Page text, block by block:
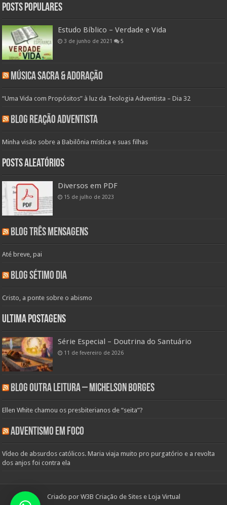
Posts populares
Estudo Bíblico – Verdade e Vida
3 de junho de 2021 5
Música Sacra & Adoração
“Uma Vida com Propósitos” à luz da Teologia Adventista – Dia 32
Blog Reação Adventista
Minha visão sobre a Babilônia mística e suas filhas
Posts aleatórios
Diversos em PDF
15 de julho de 2023
Blog Três Mensagens
Até breve, pai
Blog Sétimo Dia
Cristo, a ponte sobre o abismo
Ultima Postagens
Série Especial – Doutrina do Santuário
11 de fevereiro de 2026
Blog Outra Leitura – Michelson Borges
Ellen White chamou os presbiterianos de “seita”?
Adventismo em Foco
Vídeo de absurdos católicos. Maria viaja muito pro purgatório e a revolta
dos anjos foi contra ela
Criado por W3B Criação de Sites e Loja Virtual